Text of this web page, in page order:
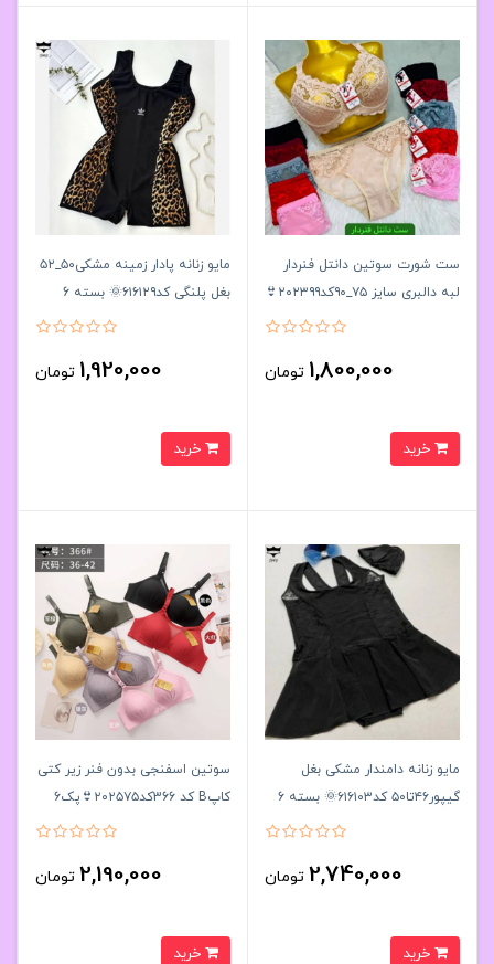
ست شورت سوتین دانتل فنردار
لبه دالبری سایز ۷۵_۹۰کد۲۰۲۳۹۹👙
1,800,000 تومان
مایو زنانه پادار زمینه مشکی۵۰_۵۲
بغل پلنگی کد۶۱۶۱۲۹🌞 بسته 6
1,920,000 تومان
مایو زنانه دامندار مشکی بغل
گیپور۴۶تا۵۰ کد۶۱۶۱۰۳🌞 بسته 6
2,740,000 تومان
سوتین اسفنجی بدون فنر زیر کتی
کاپB کد 366کد۲۰۲۵۷۵👙پک6
2,190,000 تومان